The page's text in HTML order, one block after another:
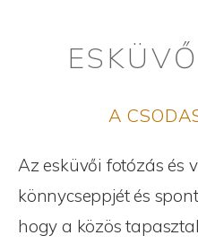
A
Az esküvői fotózás és
könnycseppjét és
hogy a közös